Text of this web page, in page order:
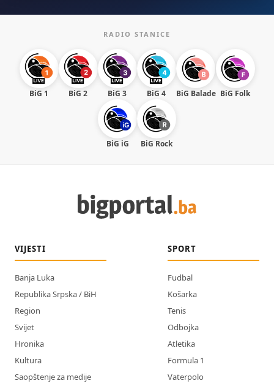
RADIO STANICE
BiG 1 BiG 2 BiG 3 BiG 4 BiG Balade BiG Folk
BiG iG BiG Rock
VIJESTI
Banja Luka
Republika Srpska / BiH
Region
Svijet
Hronika
Kultura
Saopštenje za medije
SPORT
Fudbal
Košarka
Tenis
Odbojka
Atletika
Formula 1
Vaterpolo